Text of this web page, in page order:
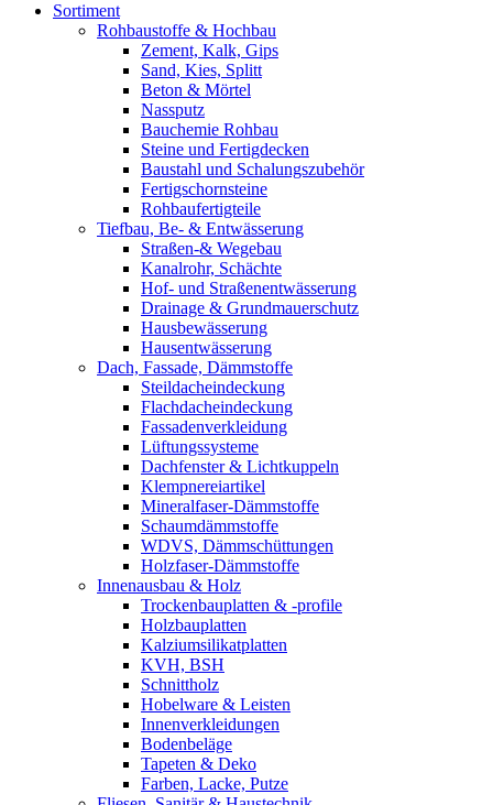
Sortiment
Rohbaustoffe & Hochbau
Zement, Kalk, Gips
Sand, Kies, Splitt
Beton & Mörtel
Nassputz
Bauchemie Rohbau
Steine und Fertigdecken
Baustahl und Schalungszubehör
Fertigschornsteine
Rohbaufertigteile
Tiefbau, Be- & Entwässerung
Straßen-& Wegebau
Kanalrohr, Schächte
Hof- und Straßenentwässerung
Drainage & Grundmauerschutz
Hausbewässerung
Hausentwässerung
Dach, Fassade, Dämmstoffe
Steildacheindeckung
Flachdacheindeckung
Fassadenverkleidung
Lüftungssysteme
Dachfenster & Lichtkuppeln
Klempnereiartikel
Mineralfaser-Dämmstoffe
Schaumdämmstoffe
WDVS, Dämmschüttungen
Holzfaser-Dämmstoffe
Innenausbau & Holz
Trockenbauplatten & -profile
Holzbauplatten
Kalziumsilikatplatten
KVH, BSH
Schnittholz
Hobelware & Leisten
Innenverkleidungen
Bodenbeläge
Tapeten & Deko
Farben, Lacke, Putze